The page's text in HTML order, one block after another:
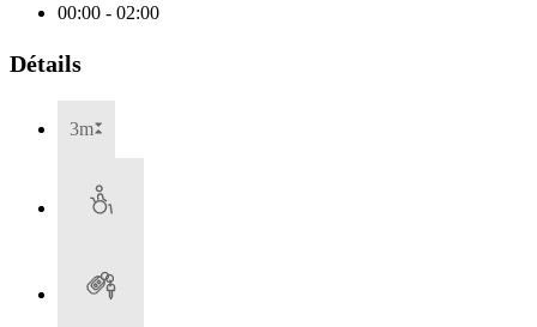
00:00 - 02:00
Détails
3m